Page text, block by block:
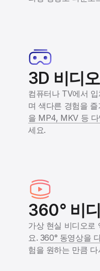
3D 비디
컴퓨터나 TV에서
며 색다른 경험을 즐
을 MP4, MKV 등
세요.
360° 비
가상 현실 비디오로
요. 360° 동영상을
험을 원하는 만큼